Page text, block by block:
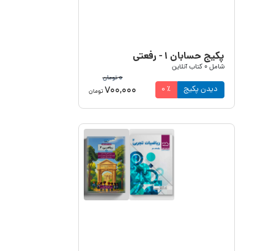
پکیج حسابان ۱ - رفعتی
شامل0کتاب آنلاین
0 ٪ دیدن پکیج
0تومان
700,000تومان